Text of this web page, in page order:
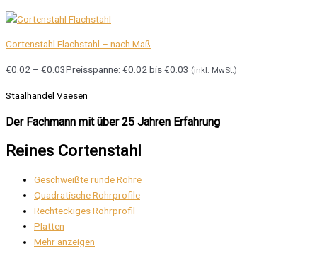
Cortenstahl Flachstahl – nach Maß
€0.02 – €0.03Preisspanne: €0.02 bis €0.03 (inkl. MwSt.)
Staalhandel Vaesen
Der Fachmann mit über 25 Jahren Erfahrung
Reines Cortenstahl
Geschweißte runde Rohre
Quadratische Rohrprofile
Rechteckiges Rohrprofil
Platten
Mehr anzeigen